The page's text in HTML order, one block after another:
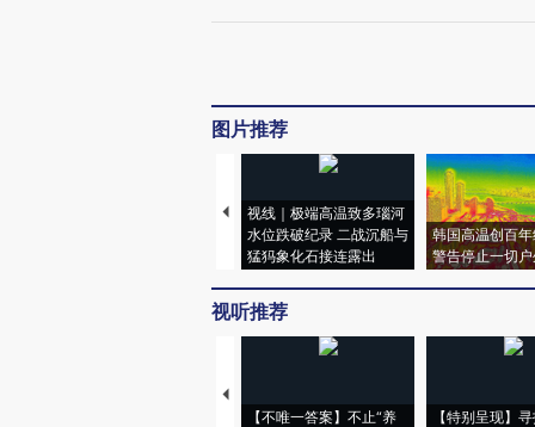
图片推荐
视线｜极端高温致多瑙河
水位跌破纪录 二战沉船与
猛犸象化石接连露出
韩国高温创百
警告停止一切
视听推荐
【不唯一答案】不止“养
【特别呈现】